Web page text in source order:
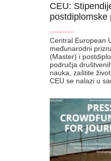
CEU:
postdiplomske
Central European
međunarodni
(Master) i
područja
nauka, zaštite
CEU se nalazi u